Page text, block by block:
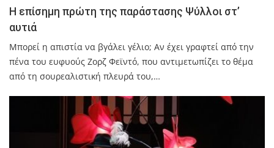
Η επίσημη πρώτη της παράστασης Ψύλλοι στ’
αυτιά
Μπορεί η απιστία να βγάλει γέλιο; Αν έχει γραφτεί από την
πένα του ευφυούς Ζορζ Φεϊντό, που αντιμετωπίζει το θέμα
από τη σουρεαλιστική πλευρά του,…